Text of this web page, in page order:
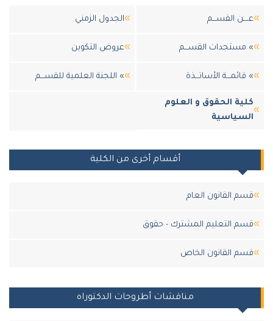
عــــن القســـم الجدول الزمني
» مستجدات القســـم عروض التكوين
» قائمـــة الأساتـــذة » اللجنة العلمية للقســـم
كلية الحقوق و العلوم
السياسية
أقسام أخرى من الكلية
قسم القانون العام
قسم التعليم المشترك - حقوق
قسم القانون الخاص
مناقشات أطروحات الدكتوراه